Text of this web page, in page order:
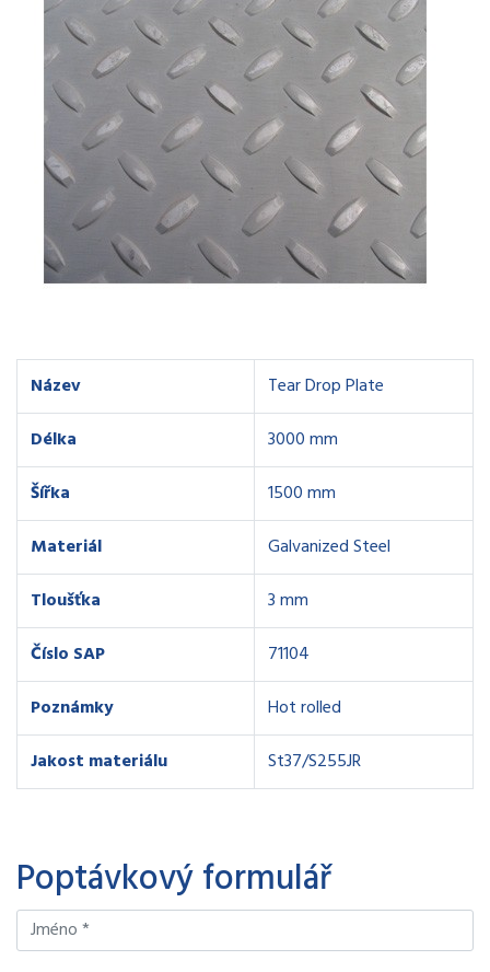
Název
Tear Drop Plate
Délka
3000 mm
Šířka
1500 mm
Materiál
Galvanized Steel
Tloušťka
3 mm
Číslo SAP
71104
Poznámky
Hot rolled
Jakost materiálu
St37/S255JR
Poptávkový formulář